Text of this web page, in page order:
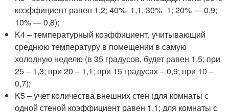
коэффициент равен 1,2; 40%- 1,1, 30% -1; 20% — 0,9;
10% — 0,8);
K4 – температурный коэффициент, учитывающий
среднюю температуру в помещении в самую
холодную неделю (в 35 градусов, будет равен 1,5; при
25 – 1,3; при 20 – 1,1; при 15 градусах – 0,9; при 10 –
0,7);
K5 – учет количества внешних стен (для комнаты с
одной стеной коэффициент равен 1,1; для комнаты с